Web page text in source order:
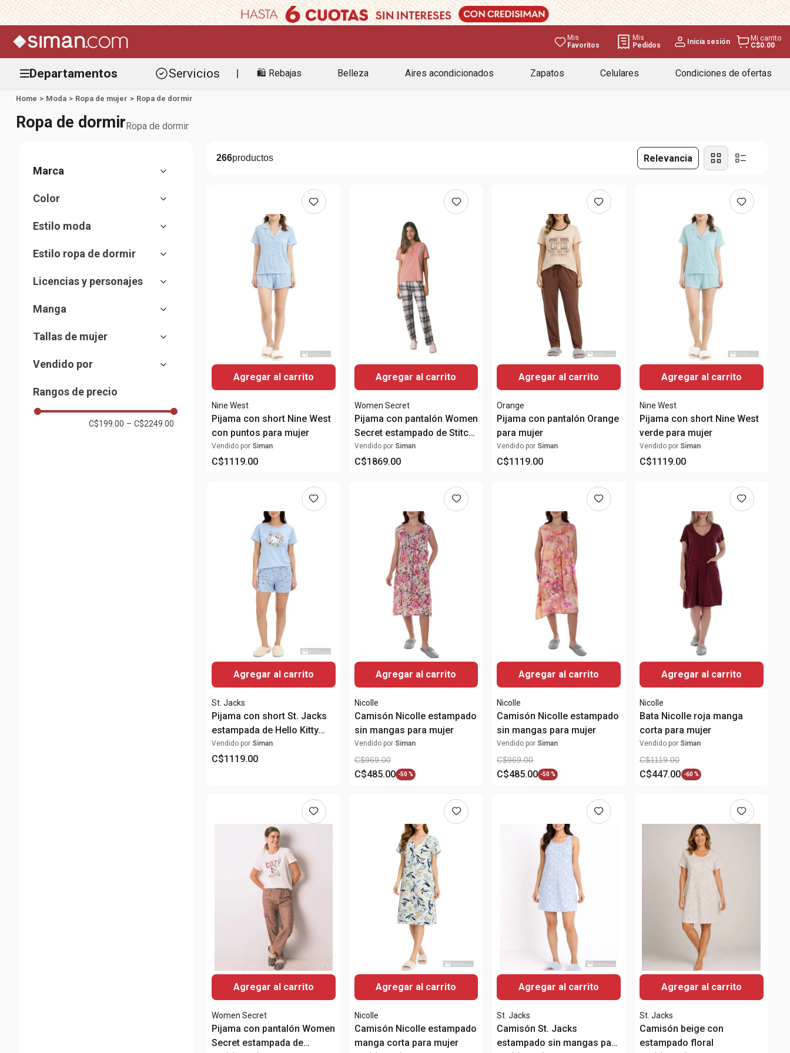
Mis
Favoritos
Mis
Pedidos
Inicia sesión
Mi carrito
C$0.00
Departamentos Servicios 🛍️ Rebajas Belleza Aires acondicionados Zapatos Celulares Condiciones de ofertas
Moda Ropa de mujer Ropa de dormir
Ropa de dormirRopa de dormir
Camisones y batas
Sfera
Parisien
Orange
Rene Rofe
Nine West
Color
Anaranjado
Beige
Celeste
Morado
Multicolor
Negro
Mostrar 6 más
Estilo moda
Comfy
Estilo ropa de dormir
Pijama con short
Batas
Piezas separadas
Licencias y personajes
Películas y series
Manga
Corta
Tirantes
Tallas de mujer
S
L
XL
Vendido por
Rangos de precio
C$199.00 – C$2249.00
266 Relevancia
Agregar al carrito
Nine West
Pijama con short Nine West
con puntos para mujer
Vendido por Siman
C$1119.00
Agregar al carrito
Women Secret
Pijama con pantalón Women
Secret estampado de Stitch
para mujer
Vendido por Siman
C$1869.00
Agregar al carrito
Orange
Pijama con pantalón Orange
para mujer
Vendido por Siman
C$1119.00
Agregar al carrito
Nine West
Pijama con short Nine West
verde para mujer
Vendido por Siman
C$1119.00
Agregar al carrito
St. Jacks
Pijama con short St. Jacks
estampada de Hello Kitty
para mujer
Vendido por Siman
C$1119.00
Agregar al carrito
Nicolle
Camisón Nicolle estampado
sin mangas para mujer
Vendido por Siman
C$969.00
C$485.00 -50 %
Agregar al carrito
Nicolle
Camisón Nicolle estampado
sin mangas para mujer
Vendido por Siman
C$969.00
C$485.00 -50 %
Agregar al carrito
Nicolle
Bata Nicolle roja manga
corta para mujer
Vendido por Siman
C$1119.00
C$447.00 -60 %
Agregar al carrito
Women Secret
Pijama con pantalón Women
Secret estampada de
Agregar al carrito
Nicolle
Camisón Nicolle estampado
manga corta para mujer
Agregar al carrito
St. Jacks
Camisón St. Jacks
estampado sin mangas para
Agregar al carrito
St. Jacks
Camisón beige con
estampado floral